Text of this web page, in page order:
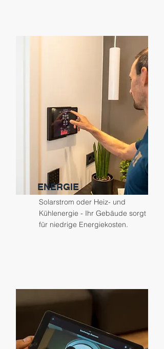
ENERGIE
Solarstrom oder Heiz- und
Kühlenergie - Ihr Gebäude sorgt
für niedrige Energiekosten.